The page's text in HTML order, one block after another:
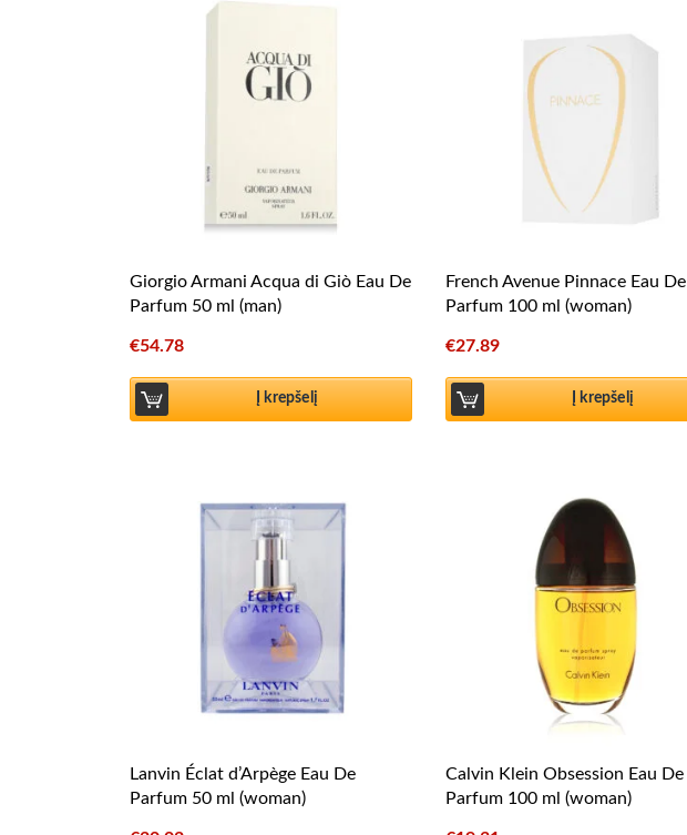
Giorgio Armani Acqua di Giò Eau De
Parfum 50 ml (man)
€54.78
Į krepšelį
French Avenue Pinnace Eau De
Parfum 100 ml (woman)
€27.89
Į krepšelį
Lanvin Éclat d’Arpège Eau De
Parfum 50 ml (woman)
Calvin Klein Obsession Eau De
Parfum 100 ml (woman)